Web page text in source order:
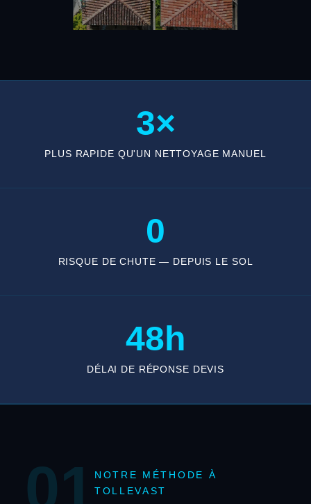
3×
PLUS RAPIDE QU'UN NETTOYAGE MANUEL
0
RISQUE DE CHUTE — DEPUIS LE SOL
48h
DÉLAI DE RÉPONSE DEVIS
01 NOTRE MÉTHODE À
TOLLEVAST